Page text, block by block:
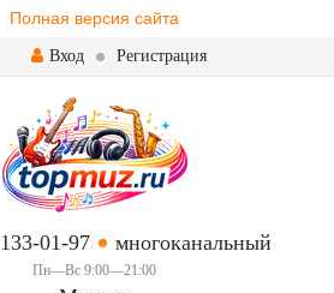
Полная версия сайта
Вход Регистрация
01-97 многоканальный
Пн—Вс 9:00—21:00